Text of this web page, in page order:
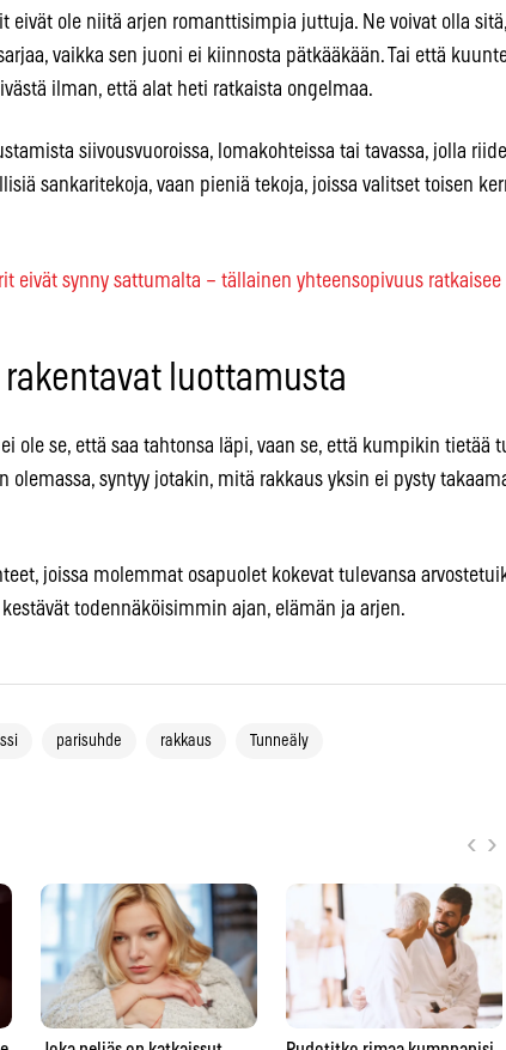
eivät ole niitä arjen romanttisimpia juttuja. Ne voivat olla
vaikka sen juoni ei kiinnosta pätkääkään. Tai että
ilman, että alat heti ratkaista ongelmaa.
siivousvuoroissa, lomakohteissa tai tavassa, jolla
sankaritekoja, vaan pieniä tekoja, joissa valitset toisen
eivät synny sattumalta – tällainen yhteensopivuus ratkaisee
luottamusta
ole se, että saa tahtonsa läpi, vaan se, että kumpikin tietää
olemassa, syntyy jotakin, mitä rakkaus yksin ei pysty
joissa molemmat osapuolet kokevat tulevansa
todennäköisimmin ajan, elämän ja arjen.
parisuhde rakkaus Tunneäly
‹ ›